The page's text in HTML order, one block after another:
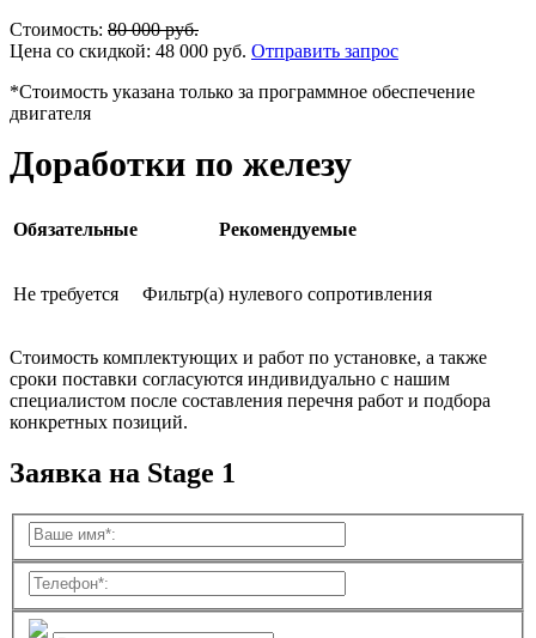
Стоимость: 80 000руб.
Цена со скидкой: 48 000 руб. Отправить запрос
*Стоимость указана только за программное обеспечение
двигателя
Доработки по железу
Обязательные Рекомендуемые
Не требуется Фильтр(а) нулевого сопротивления
Стоимость комплектующих и работ по установке, а также
сроки поставки согласуются индивидуально с нашим
специалистом после составления перечня работ и подбора
конкретных позиций.
Заявка на Stage 1